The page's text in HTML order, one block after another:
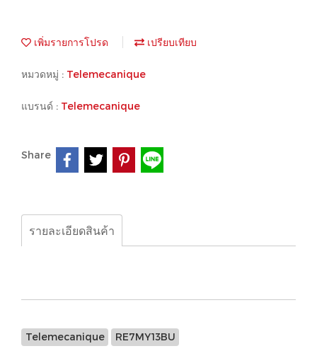
เพิ่มรายการโปรด เปรียบเทียบ
หมวดหมู่ : Telemecanique
แบรนด์ : Telemecanique
Share
รายละเอียดสินค้า
Telemecanique RE7MY13BU